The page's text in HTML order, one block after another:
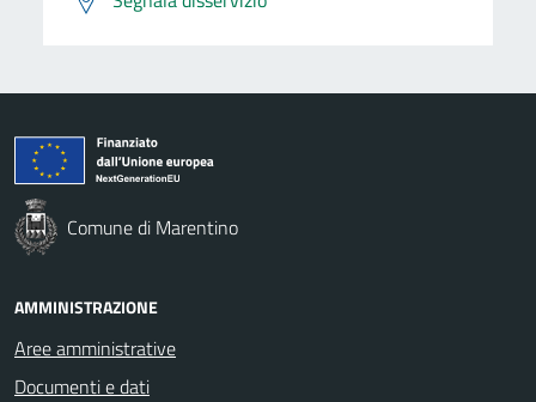
Comune di Marentino
AMMINISTRAZIONE
Aree amministrative
Documenti e dati